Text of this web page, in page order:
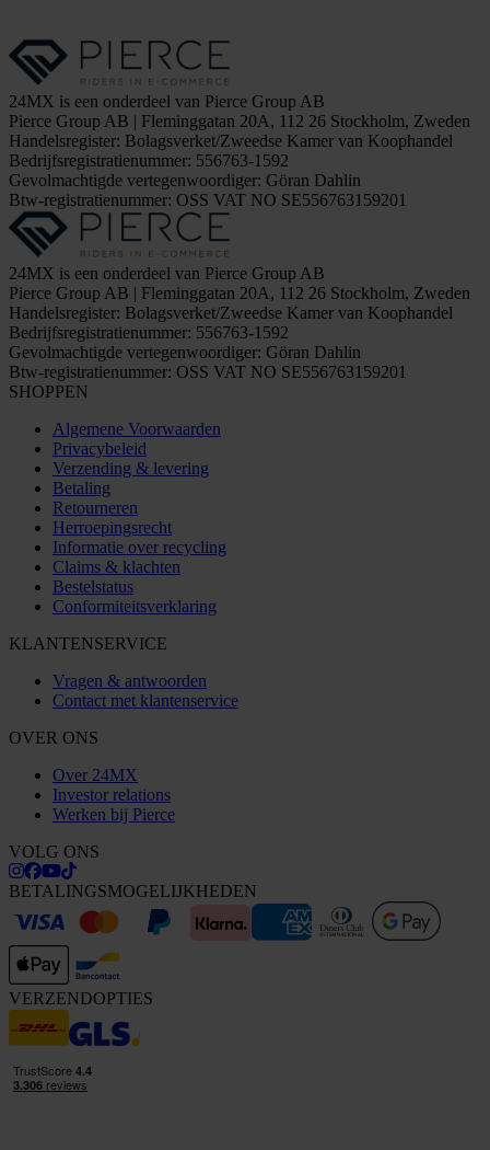
24MX is een onderdeel van Pierce Group AB
Pierce Group AB | Fleminggatan 20A, 112 26 Stockholm, Zweden
Handelsregister: Bolagsverket/Zweedse Kamer van Koophandel
Bedrijfsregistratienummer: 556763-1592
Gevolmachtigde vertegenwoordiger: Göran Dahlin
Btw-registratienummer: OSS VAT NO SE556763159201
24MX is een onderdeel van Pierce Group AB
Pierce Group AB | Fleminggatan 20A, 112 26 Stockholm, Zweden
Handelsregister: Bolagsverket/Zweedse Kamer van Koophandel
Bedrijfsregistratienummer: 556763-1592
Gevolmachtigde vertegenwoordiger: Göran Dahlin
Btw-registratienummer: OSS VAT NO SE556763159201
SHOPPEN
Algemene Voorwaarden
Privacybeleid
Verzending & levering
Betaling
Retourneren
Herroepingsrecht
Informatie over recycling
Claims & klachten
Bestelstatus
Conformiteitsverklaring
KLANTENSERVICE
Vragen & antwoorden
Contact met klantenservice
OVER ONS
Over 24MX
Investor relations
Werken bij Pierce
VOLG ONS
BETALINGSMOGELIJKHEDEN
VERZENDOPTIES